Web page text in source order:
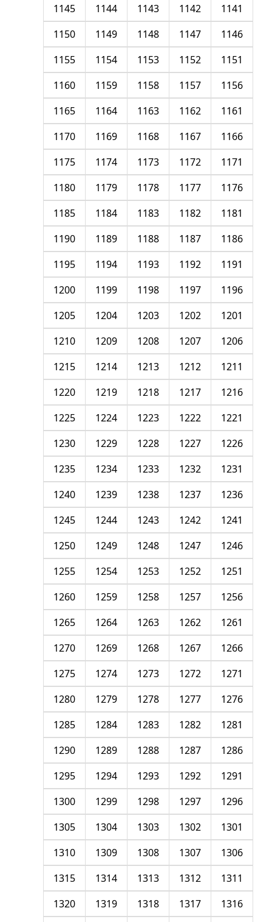
1141
1142
1143
1144
1145
1146
1147
1148
1149
1150
1151
1152
1153
1154
1155
1156
1157
1158
1159
1160
1161
1162
1163
1164
1165
1166
1167
1168
1169
1170
1171
1172
1173
1174
1175
1176
1177
1178
1179
1180
1181
1182
1183
1184
1185
1186
1187
1188
1189
1190
1191
1192
1193
1194
1195
1196
1197
1198
1199
1200
1201
1202
1203
1204
1205
1206
1207
1208
1209
1210
1211
1212
1213
1214
1215
1216
1217
1218
1219
1220
1221
1222
1223
1224
1225
1226
1227
1228
1229
1230
1231
1232
1233
1234
1235
1236
1237
1238
1239
1240
1241
1242
1243
1244
1245
1246
1247
1248
1249
1250
1251
1252
1253
1254
1255
1256
1257
1258
1259
1260
1261
1262
1263
1264
1265
1266
1267
1268
1269
1270
1271
1272
1273
1274
1275
1276
1277
1278
1279
1280
1281
1282
1283
1284
1285
1286
1287
1288
1289
1290
1291
1292
1293
1294
1295
1296
1297
1298
1299
1300
1301
1302
1303
1304
1305
1306
1307
1308
1309
1310
1311
1312
1313
1314
1315
1316
1317
1318
1319
1320